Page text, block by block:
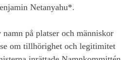
Netanyahu*.
på platser och människor
om tillhörighet och legitimitet